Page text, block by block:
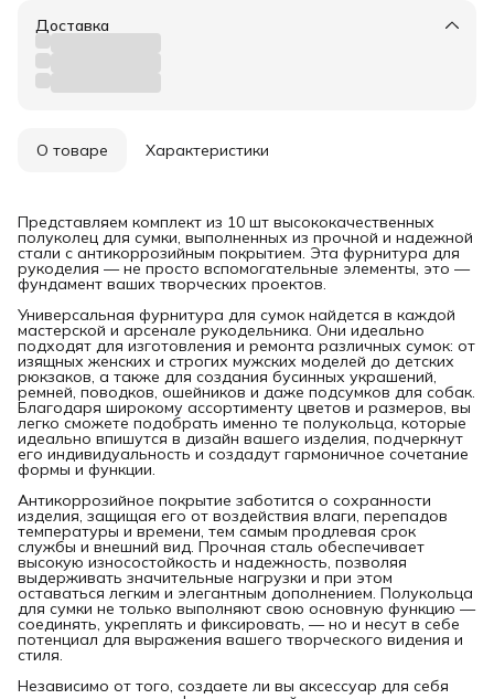
Доставка
О товаре Характеристики
Представляем комплект из 10 шт высококачественных
полуколец для сумки, выполненных из прочной и надежной
стали с антикоррозийным покрытием. Эта фурнитура для
рукоделия — не просто вспомогательные элементы, это —
фундамент ваших творческих проектов.
Универсальная фурнитура для сумок найдется в каждой
мастерской и арсенале рукодельника. Они идеально
подходят для изготовления и ремонта различных сумок: от
изящных женских и строгих мужских моделей до детских
рюкзаков, а также для создания бусинных украшений,
ремней, поводков, ошейников и даже подсумков для собак.
Благодаря широкому ассортименту цветов и размеров, вы
легко сможете подобрать именно те полукольца, которые
идеально впишутся в дизайн вашего изделия, подчеркнут
его индивидуальность и создадут гармоничное сочетание
формы и функции.
Антикоррозийное покрытие заботится о сохранности
изделия, защищая его от воздействия влаги, перепадов
температуры и времени, тем самым продлевая срок
службы и внешний вид. Прочная сталь обеспечивает
высокую износостойкость и надежность, позволяя
выдерживать значительные нагрузки и при этом
оставаться легким и элегантным дополнением. Полукольца
для сумки не только выполняют свою основную функцию —
соединять, укреплять и фиксировать, — но и несут в себе
потенциал для выражения вашего творческого видения и
стиля.
Независимо от того, создаете ли вы аксессуар для себя